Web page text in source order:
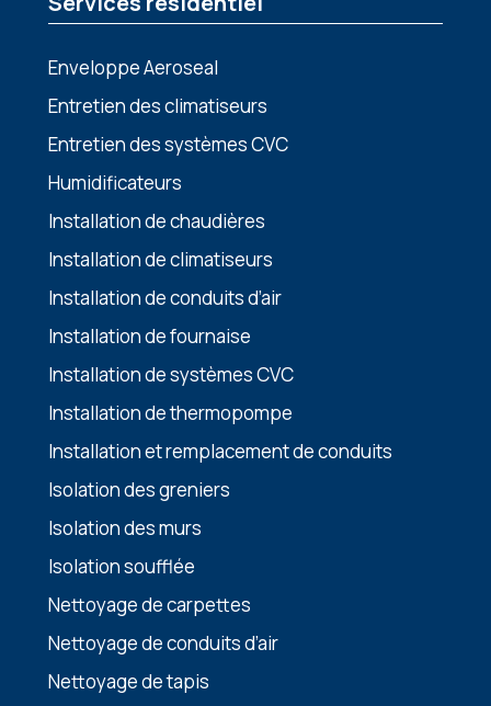
Enveloppe Aeroseal
Entretien des climatiseurs
Entretien des systèmes CVC
Humidificateurs
Installation de chaudières
Installation de climatiseurs
Installation de conduits d’air
Installation de fournaise
Installation de systèmes CVC
Installation de thermopompe
Installation et remplacement de conduits
Isolation des greniers
Isolation des murs
Isolation soufflée
Nettoyage de carpettes
Nettoyage de conduits d’air
Nettoyage de tapis